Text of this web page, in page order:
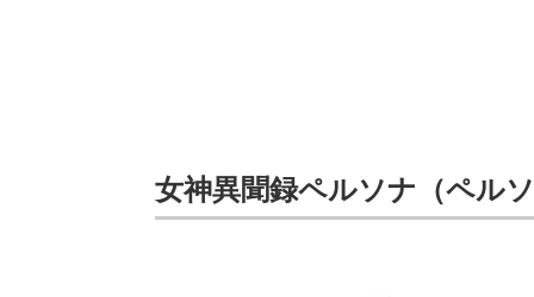
女神異聞録ペルソナ（ペル